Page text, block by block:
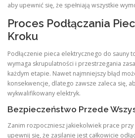
aby upewnić się, że spełniają wszystkie
Proces Podłączania
Kroku
Podłączenie pieca elektrycznego do sauny
wymaga skrupulatności i przestrzegania
każdym etapie. Nawet najmniejszy błąd
konsekwencje, dlatego zawsze zaleca się,
wykwalifikowany elektryk.
Bezpieczeństwo Przede
Zanim rozpoczniesz jakiekolwiek prace
upewnij się, że zasilanie jest całkowicie